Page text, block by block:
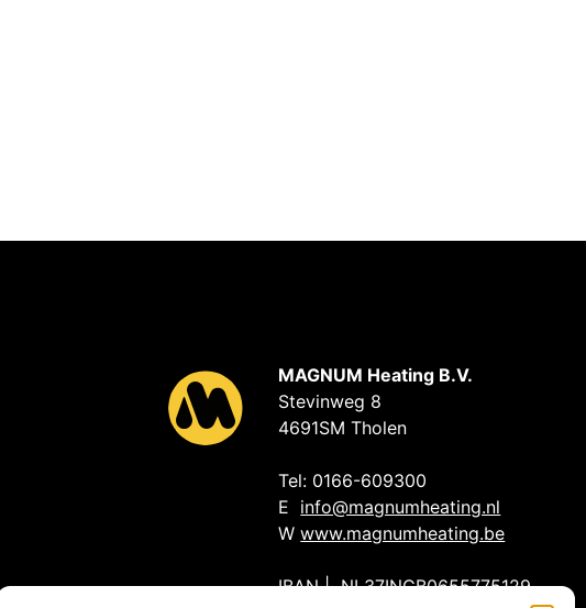
MAGNUM Heating B.V.
Stevinweg 8
4691SM Tholen
Tel: 0166-609300
E info@magnumheating.nl
Wwww.magnumheating.be
IBAN | NL37INGB0655775129